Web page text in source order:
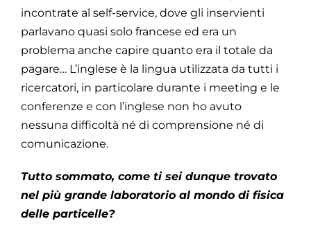
incontrate al self-service, dove gli inservienti
parlavano quasi solo francese ed era un
problema anche capire quanto era il totale da
pagare… L’inglese è la lingua utilizzata da tutti i
ricercatori, in particolare durante i meeting e le
conferenze e con l’inglese non ho avuto
nessuna difficoltà né di comprensione né di
comunicazione.
Tutto sommato, come ti sei dunque trovato
nel più grande laboratorio al mondo di fisica
delle particelle?